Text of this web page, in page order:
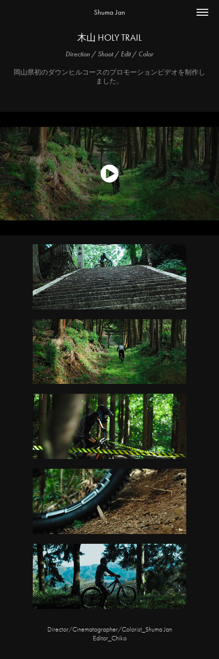
Shuma Jan
木山 HOLY TRAIL
Direction / Shoot / Edit / Color
岡山県初のダウンヒルコースのプロモーションビデオを制作し
ました。
Director/Cinematographer/Colorist_Shuma Jan
Editor_Chiko